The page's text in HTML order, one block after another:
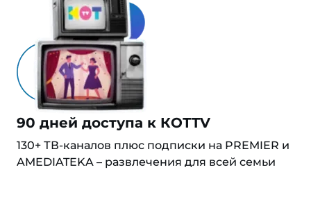
90 дней доступа к КОТTV
130+ ТВ-каналов плюс подписки на PREMIER и
AMEDIATEKA – развлечения для всей семьи